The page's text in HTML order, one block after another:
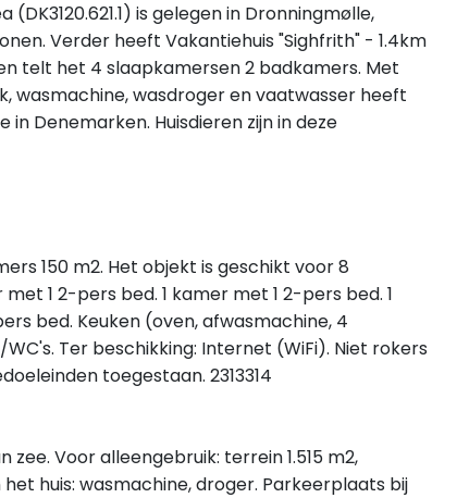
is gelegen in Dronningmølle,
Verder heeft Vakantiehuis "Sighfrith" - 1.4km
telt het 4 slaapkamersen 2 badkamers. Met
wasmachine, wasdroger en vaatwasser heeft
Denemarken. Huisdieren zijn in deze
150 m2. Het objekt is geschikt voor 8
1 2-pers bed. 1 kamer met 1 2-pers bed. 1
bed. Keuken (oven, afwasmachine, 4
Ter beschikking: Internet (WiFi). Niet rokers
toegestaan. 2313314
zee. Voor alleengebruik: terrein 1.515 m2,
huis: wasmachine, droger. Parkeerplaats bij